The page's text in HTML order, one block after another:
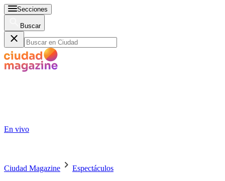
Secciones
Buscar
En vivo
Ciudad Magazine Espectáculos